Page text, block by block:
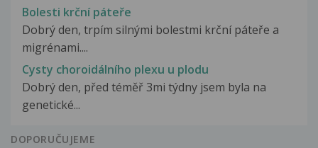
Bolesti krční páteře
Dobrý den, trpím silnými bolestmi krční páteře a
migrénami....
Cysty choroidálního plexu u plodu
Dobrý den, před téměř 3mi týdny jsem byla na
genetické...
DOPORUČUJEME